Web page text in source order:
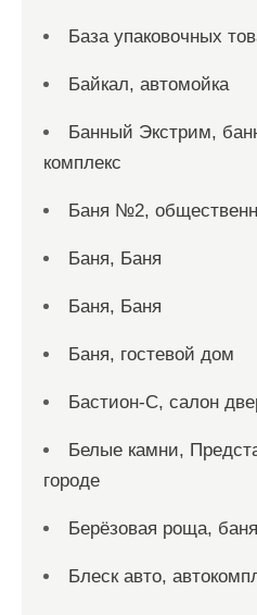
База упаковочных
Байкал, автомойка
Банный Экстрим,
комплекс
Баня №2,
Баня, Баня
Баня, Баня
Баня, гостевой дом
Бастион-С, салон
Белые камни,
городе
Берёзовая роща, баня
Блеск авто,